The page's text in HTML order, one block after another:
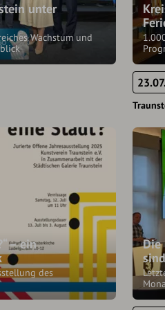
unter
Wachstum und
– ein
des
Die